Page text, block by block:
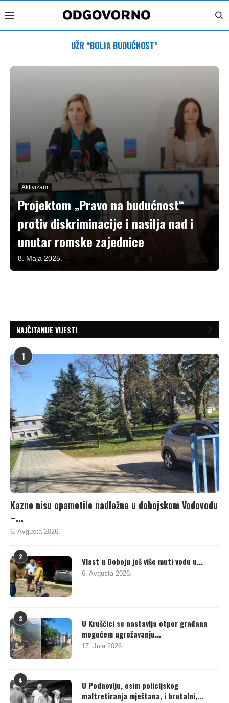
UŽR “BOLJA BUDUĆNOST”
Aktivizam
Projektom „Pravo na budućnost“
protiv diskriminacije i nasilja nad i
unutar romske zajednice
8. Maja 2025.
NAJČITANIJE VIJESTI
1
Kazne nisu opametile nadležne u dobojskom Vodovodu
–...
6. Avgusta 2026.
2 Vlast u Doboju još više muti vodu u...
6. Avgusta 2026.
3
U Kruščici se nastavlja otpor građana
mogućem ugrožavanju...
17. Jula 2026.
4
U Podnovlju, osim policijskog
maltretiranja mještana, i brutalni,...